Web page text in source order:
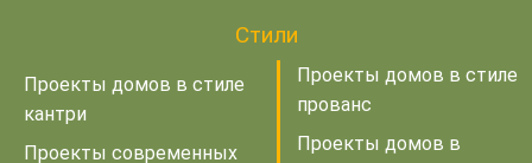
Стили
Проекты домов в стиле
кантри
Проекты современных
Проекты домов в стиле
прованс
Проекты домов в